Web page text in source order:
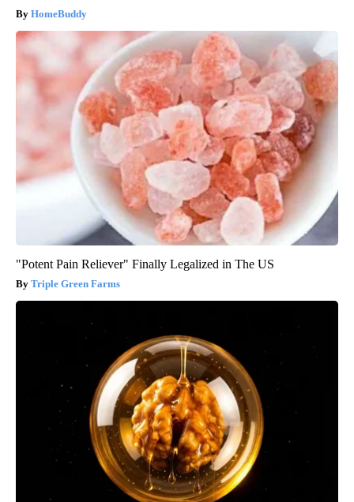
HomeBuddy
"Potent Pain Reliever" Finally Legalized in The US
Triple Green Farms